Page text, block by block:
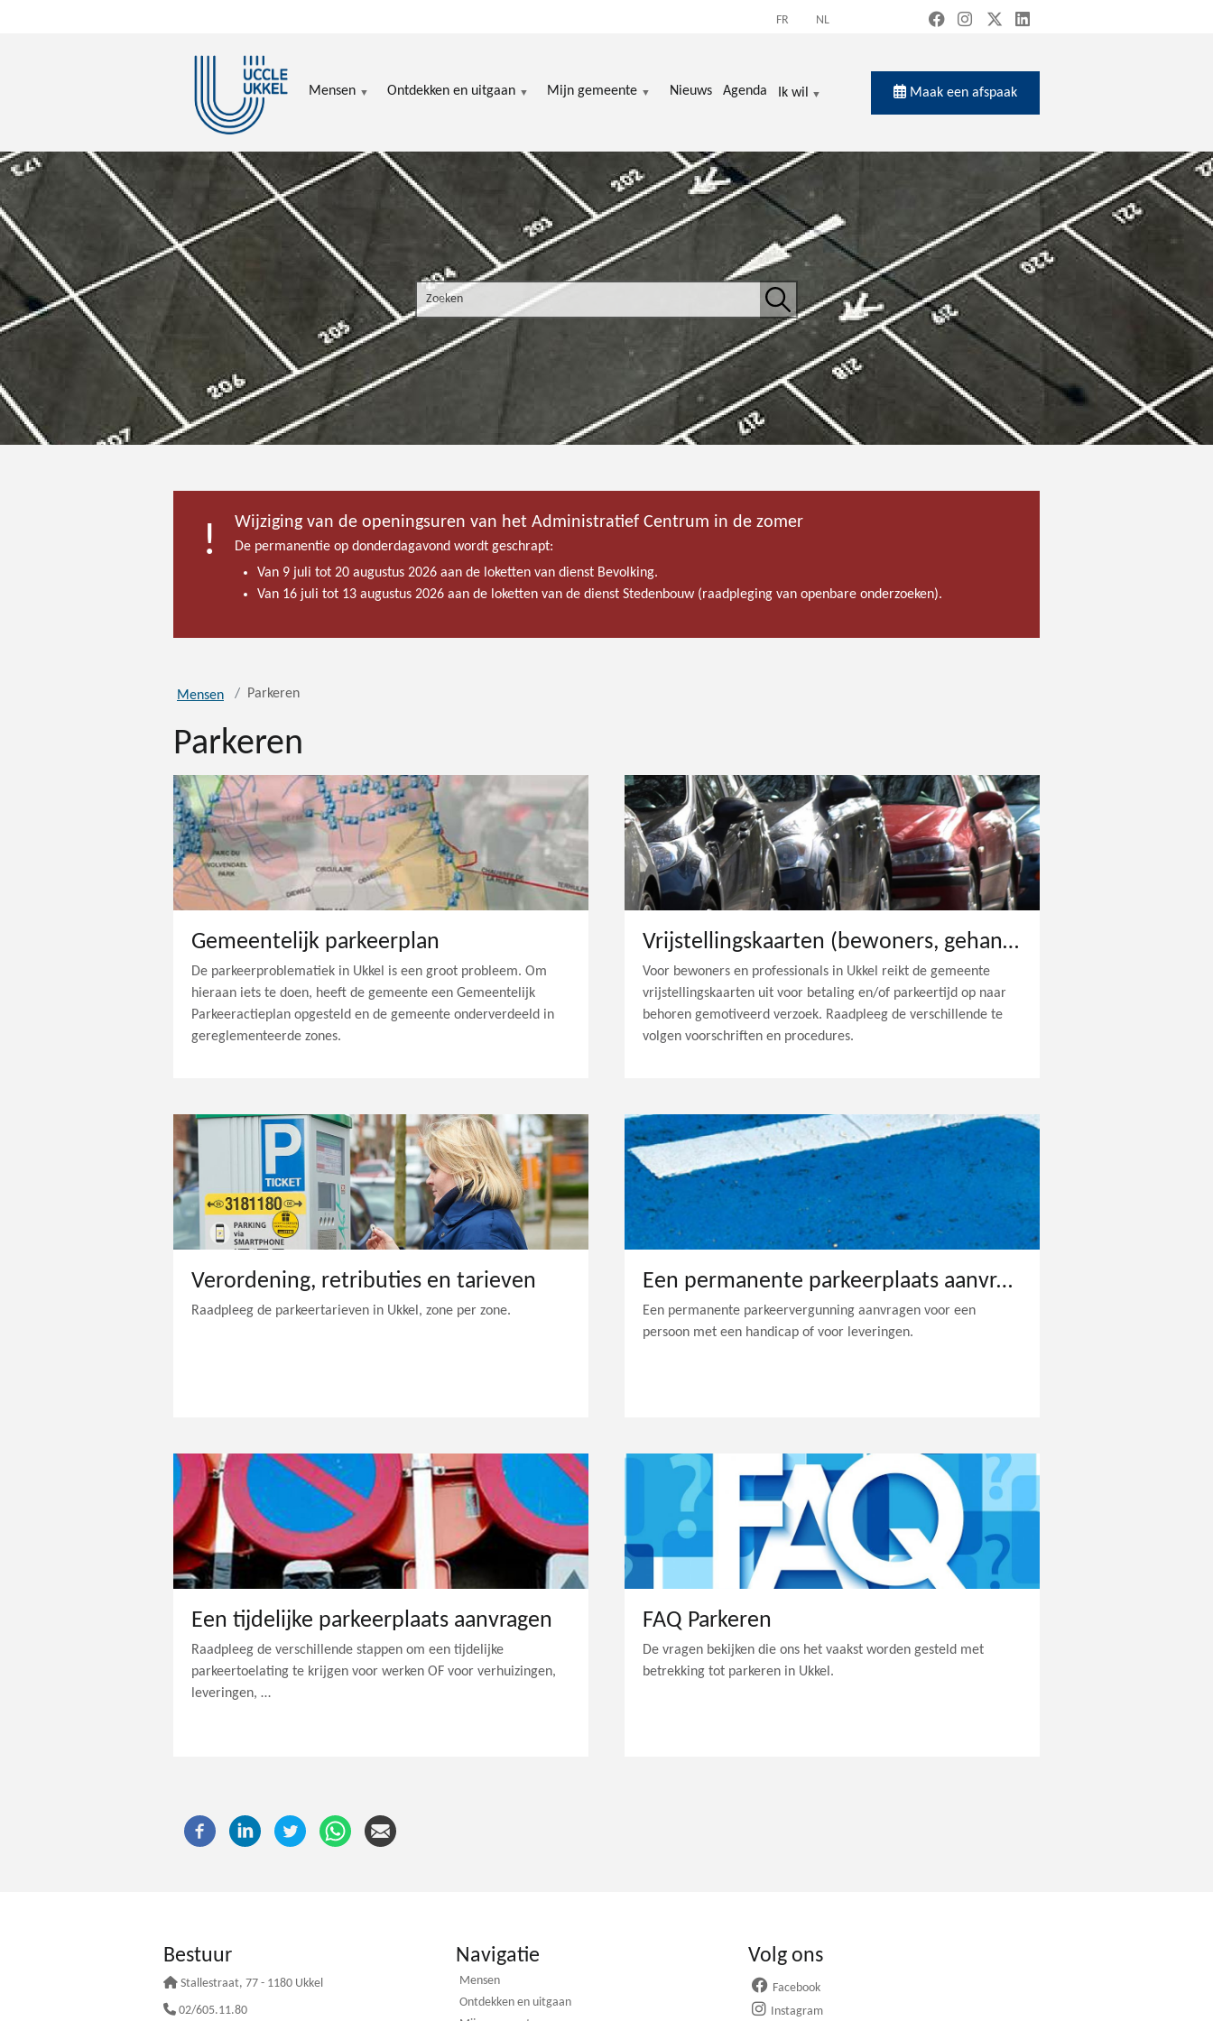
FR NL
Mensen Ontdekken en uitgaan Mijn gemeente Nieuws Agenda Ik wil Maak een afspaak
Search the site
Zoeken
Wijziging van de openingsuren van het Administratief Centrum in de zomer
De permanentie op donderdagavond wordt geschrapt:
Van 9 juli tot 20 augustus 2026 aan de loketten van dienst Bevolking.
Van 16 juli tot 13 augustus 2026 aan de loketten van de dienst Stedenbouw (raadpleging van openbare onderzoeken).
Mensen Parkeren
Parkeren
Gemeentelijk parkeerplan
De parkeerproblematiek in Ukkel is een groot probleem. Om
hieraan iets te doen, heeft de gemeente een Gemeentelijk
Parkeeractieplan opgesteld en de gemeente onderverdeeld in
gereglementeerde zones.
Vrijstellingskaarten (bewoners, gehandicapten, professionals, ...)
Voor bewoners en professionals in Ukkel reikt de gemeente
vrijstellingskaarten uit voor betaling en/of parkeertijd op naar
behoren gemotiveerd verzoek. Raadpleeg de verschillende te
volgen voorschriften en procedures.
Verordening, retributies en tarieven
Raadpleeg de parkeertarieven in Ukkel, zone per zone.
Een permanente parkeerplaats aanvragen
Een permanente parkeervergunning aanvragen voor een
persoon met een handicap of voor leveringen.
Een tijdelijke parkeerplaats aanvragen
Raadpleeg de verschillende stappen om een tijdelijke
parkeertoelating te krijgen voor werken OF voor verhuizingen,
leveringen, …
FAQ Parkeren
De vragen bekijken die ons het vaakst worden gesteld met
betrekking tot parkeren in Ukkel.
Bestuur
Stallestraat, 77 - 1180 Ukkel
02/605.11.80
Navigatie
Mensen
Ontdekken en uitgaan
Volg ons
Facebook
Instagram